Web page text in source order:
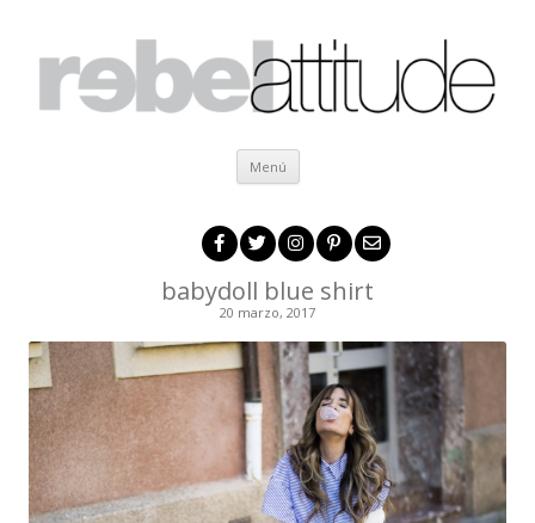
Menú Ir al contenido
babydoll blue shirt
20 marzo, 2017